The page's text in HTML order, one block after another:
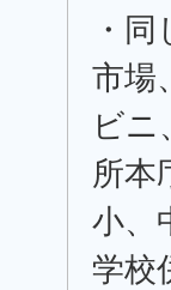
・
市場
ビニ
所本
小、
学校